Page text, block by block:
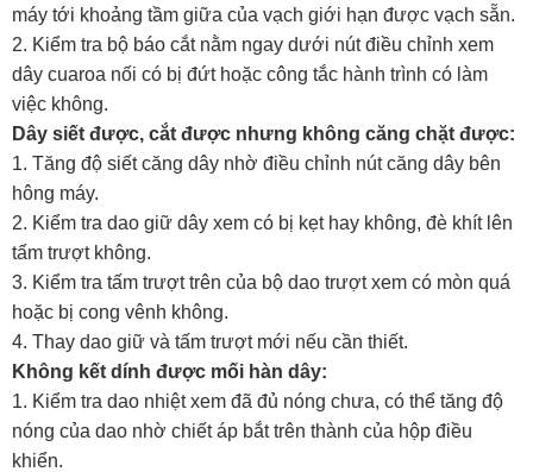
máy tới khoảng tầm giữa của vạch giới hạn được vạch sẵn.
2. Kiểm tra bộ báo cắt nằm ngay dưới nút điều chỉnh xem
dây cuaroa nối có bị đứt hoặc công tắc hành trình có làm
việc không.
Dây siết được, cắt được nhưng không căng chặt được:
1. Tăng độ siết căng dây nhờ điều chỉnh nút căng dây bên
hông máy.
2. Kiểm tra dao giữ dây xem có bị kẹt hay không, đè khít lên
tấm trượt không.
3. Kiểm tra tấm trượt trên của bộ dao trượt xem có mòn quá
hoặc bị cong vênh không.
4. Thay dao giữ và tấm trượt mới nếu cần thiết.
Không kết dính được mối hàn dây:
1. Kiểm tra dao nhiệt xem đã đủ nóng chưa, có thể tăng độ
nóng của dao nhờ chiết áp bắt trên thành của hộp điều
khiển.